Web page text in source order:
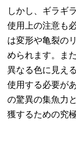
しかし、ギラギ
使用上の注意も
は変形や亀裂の
められます。ま
異なる色に見え
使用する必要が
の驚異の集魚力
獲するための究